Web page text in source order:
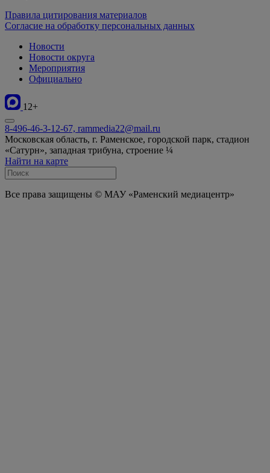
Правила цитирования материалов
Согласие на обработку персональных данных
Новости
Новости округа
Мероприятия
Официально
12+
8-496-46-3-12-67, rammedia22@mail.ru
Московская область, г. Раменское, городской парк, стадион
«Сатурн», западная трибуна, строение ¼
Найти на карте
Все права защищены © МАУ «Раменский медиацентр»